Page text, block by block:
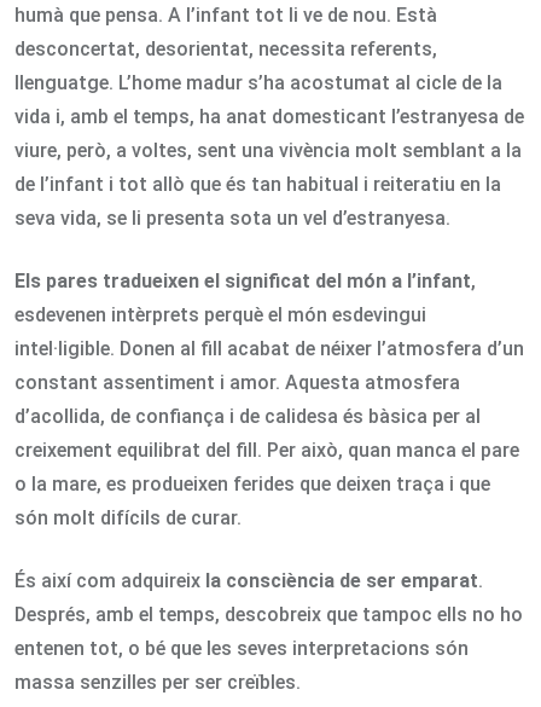
humà que pensa. A l’infant tot li ve de nou. Està
desconcertat, desorientat, necessita referents,
llenguatge. L’home madur s’ha acostumat al cicle de la
vida i, amb el temps, ha anat domesticant l’estranyesa de
viure, però, a voltes, sent una vivència molt semblant a la
de l’infant i tot allò que és tan habitual i reiteratiu en la
seva vida, se li presenta sota un vel d’estranyesa.
Els pares tradueixen el significat del món a l’infant,
esdevenen intèrprets perquè el món esdevingui
intel·ligible. Donen al fill acabat de néixer l’atmosfera d’un
constant assentiment i amor. Aquesta atmosfera
d’acollida, de confiança i de calidesa és bàsica per al
creixement equilibrat del fill. Per això, quan manca el pare
o la mare, es produeixen ferides que deixen traça i que
són molt difícils de curar.
És així com adquireix la consciència de ser emparat.
Després, amb el temps, descobreix que tampoc ells no ho
entenen tot, o bé que les seves interpretacions són
massa senzilles per ser creïbles.